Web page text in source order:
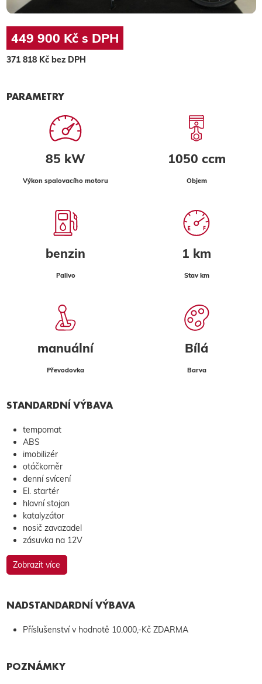
449 900 Kč s DPH
371 818 Kč bez DPH
PARAMETRY
85 kW
Výkon spalovacího motoru
1050 ccm
Objem
benzin
Palivo
1 km
Stav km
manuální
Převodovka
Bílá
Barva
STANDARDNÍ VÝBAVA
tempomat
ABS
imobilizér
otáčkoměr
denní svícení
El. startér
hlavní stojan
katalyzátor
nosič zavazadel
zásuvka na 12V
Zobrazit více
NADSTANDARDNÍ VÝBAVA
Příslušenství v hodnotě 10.000,-Kč ZDARMA
POZNÁMKY